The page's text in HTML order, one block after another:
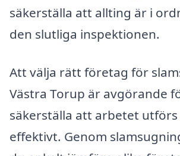
säkerställa att allting är i
den slutliga inspektionen.
Att välja rätt företag för
Västra Torup är avgörande
säkerställa att arbetet
effektivt. Genom